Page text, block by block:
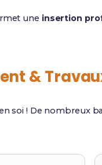
une insertion
&
soi ! De nombreux